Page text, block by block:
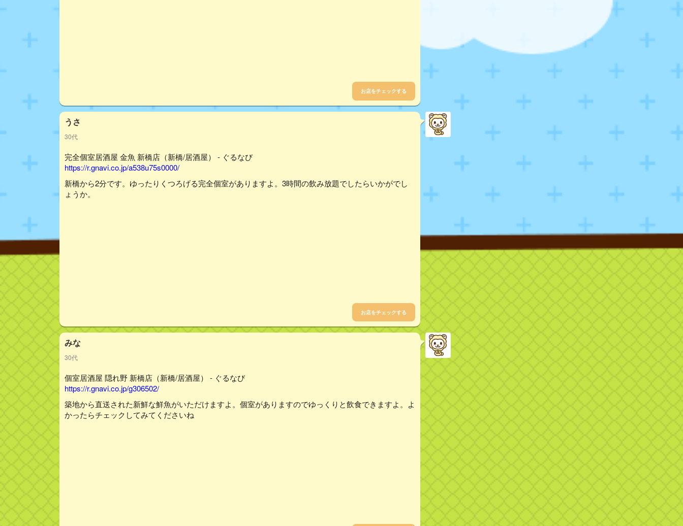
お店をチェックする
うさ
30代
完全個室居酒屋 金魚 新橋店（新橋/居酒屋） - ぐるなび
https://r.gnavi.co.jp/a538u75s0000/
新橋から2分です。ゆったりくつろげる完全個室がありますよ。3時間の飲み放題でしたらいかがでし
ょうか。
お店をチェックする
みな
30代
個室居酒屋 隠れ野 新橋店（新橋/居酒屋） - ぐるなび
https://r.gnavi.co.jp/g306502/
築地から直送された新鮮な鮮魚がいただけますよ。個室がありますのでゆっくりと飲食できますよ。よ
かったらチェックしてみてくださいね